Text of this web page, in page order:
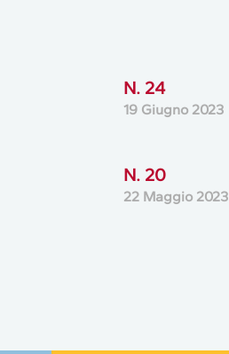
N. 24
19 Giugno 2023
N. 20
22 Maggio 2023